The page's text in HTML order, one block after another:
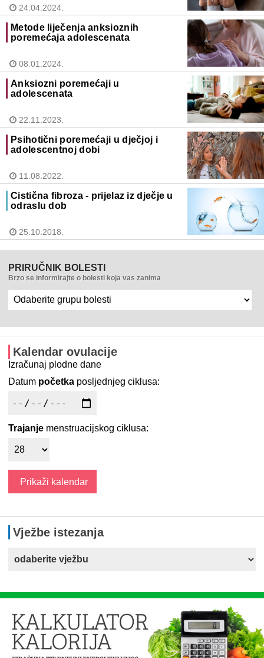
24.04.2024.
Metode liječenja anksioznih
poremećaja adolescenata
08.01.2024.
Anksiozni poremećaji u
adolescenata
22.11.2023.
Psihotični poremećaji u dječjoj i
adolescentnoj dobi
11.08.2022.
Cistična fibroza - prijelaz iz dječje u
odraslu dob
25.10.2018.
PRIRUČNIK BOLESTI
Brzo se informirajte o bolesti koja vas zanima
Kalendar ovulacije
Izračunaj plodne dane
Datum početka posljednjeg ciklusa:
Trajanje menstruacijskog ciklusa:
Vježbe istezanja